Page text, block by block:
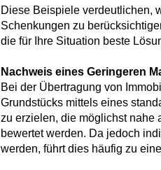
Diese Beispiele verdeutlichen,
Schenkungen zu
die für Ihre Situation beste
Nachweis eines Geringeren
Bei der Übertragung von
Grundstücks mittels eines
zu erzielen, die möglichst nahe
bewertet werden. Da jedoch
werden, führt dies häufig zu